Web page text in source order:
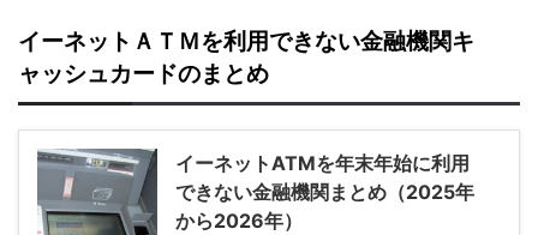
イーネットＡＴＭを利用できない金融機関キ
ャッシュカードのまとめ
イーネットATMを年末年始に利用
できない金融機関まとめ（2025年
から2026年）